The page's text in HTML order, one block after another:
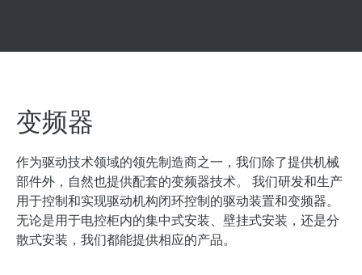
变频器
作为驱动技术领域的领先制造商之一，我们除了提供机械
部件外，自然也提供配套的变频器技术。 我们研发和生产
用于控制和实现驱动机构闭环控制的驱动装置和变频器。
无论是用于电控柜内的集中式安装、壁挂式安装，还是分
散式安装，我们都能提供相应的产品。